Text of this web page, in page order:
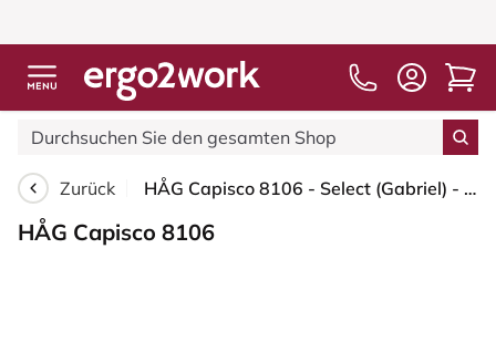
Zurück HÅG Capisco 8106 - Select (Gabriel) - Wolle / Polyamid - SC66194 - Blue - Schwarz - 265 mm (Sitzhöhe 53-79cm) - Harte Rollen für weiche Böden
HÅG Capisco 8106